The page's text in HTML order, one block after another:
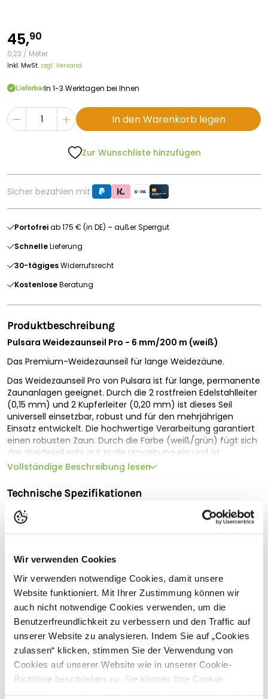
Wir verwenden Cookies
Wir verwenden notwendige Cookies, damit unsere
Website funktioniert. Mit Ihrer Zustimmung können wir
auch nicht notwendige Cookies verwenden, um die
Benutzerfreundlichkeit zu verbessern und den Traffic auf
unserer Website zu analysieren. Indem Sie auf „Cookies
zulassen“ klicken, stimmen Sie der Verwendung von
Cookies auf unserer Website wie in unserer Cookie-
Richtlinie beschrieben zu. Sie können Ihre Cookie-
45,90
0,23 / Meter
Inkl. MwSt. zzgl. Versand
LieferbarIn 1-3 Werktagen bei Ihnen
In den Warenkorb legen
Zur Wunschliste hinzufügen
Sicher bezahlen mit:
Portofreiab 175 € (in DE) – außer Sperrgut
SchnelleLieferung
30-tägigesWiderrufsrecht
KostenloseBeratung
Produktbeschreibung
Pulsara Weidezaunseil Pro - 6 mm/200 m (weiß)
Das Premium-Weidezaunseil für lange Weidezäune.
Das Weidezaunseil Pro von Pulsara ist für lange, permanente
Zaunanlagen geeignet. Durch die 2 rostfreien Edelstahlleiter
(0,15 mm) und 2 Kupferleiter (0,20 mm) ist dieses Seil
universell einsetzbar, robust und für den mehrjährigen
Einsatz entwickelt. Die hochwertige Verarbeitung garantiert
einen robusten Zaun. Durch die Farbe (weiß/grün) fügt sich
das Weideseil sehr gut in die Umgebung ein und ist
zeitgleich gut sichtbar. Das Seil eignet sich hervorragend zur
Details im Überblick:
Ideal für lange, permanente Zäune für Rinder, Schafe,
zuverlässigen Stromfluss
Widerstand: 0.69 Ohm/m
Reißfestigkeit: 110 kg
UV-beständig für lange Haltbarkeit
Einfach und schnell zu montieren
Länge: 200 m je Rolle
Farbe: weiß/grün
Sicherheitshinweise
Vollständige Beschreibung lesen
Technische Spezifikationen
Geeignet für
Breite/Durchmesser (mm)
Leitfähigkeit
A
Anzahl Edelstahlleiter
2
Ø Edelstahlleiter (mm)
0.15
Anzahl Kupferleiter
2
Ø Kupferleiter (mm)
0.2
Widerstand (Ω/m)
0.69
Sehen Sie sich alle technischen Spezifikationen an
Kundenbewertungen